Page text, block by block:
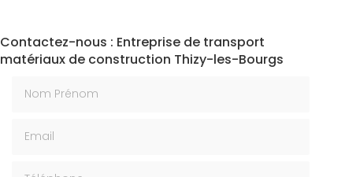
Contactez-nous : Entreprise de transport
matériaux de construction Thizy-les-Bourgs